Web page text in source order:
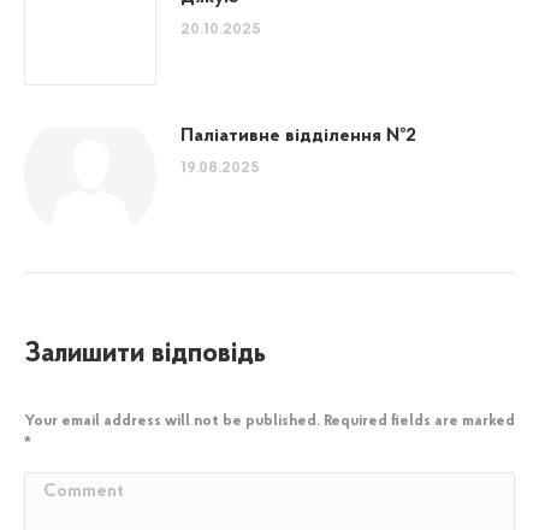
20.10.2025
Паліативне відділення №2
19.08.2025
Залишити відповідь
Your email address will not be published. Required fields are marked
*
Comment